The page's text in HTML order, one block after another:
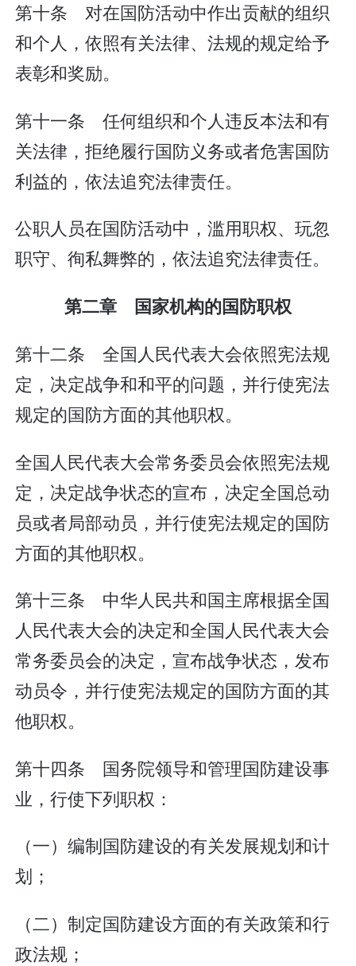
第十条 对在国防活动中作出贡献的组织
和个人，依照有关法律、法规的规定给予
表彰和奖励。
第十一条 任何组织和个人违反本法和有
关法律，拒绝履行国防义务或者危害国防
利益的，依法追究法律责任。
公职人员在国防活动中，滥用职权、玩忽
职守、徇私舞弊的，依法追究法律责任。
第二章 国家机构的国防职权
第十二条 全国人民代表大会依照宪法规
定，决定战争和和平的问题，并行使宪法
规定的国防方面的其他职权。
全国人民代表大会常务委员会依照宪法规
定，决定战争状态的宣布，决定全国总动
员或者局部动员，并行使宪法规定的国防
方面的其他职权。
第十三条 中华人民共和国主席根据全国
人民代表大会的决定和全国人民代表大会
常务委员会的决定，宣布战争状态，发布
动员令，并行使宪法规定的国防方面的其
他职权。
第十四条 国务院领导和管理国防建设事
业，行使下列职权：
（一）编制国防建设的有关发展规划和计
划；
（二）制定国防建设方面的有关政策和行
政法规；